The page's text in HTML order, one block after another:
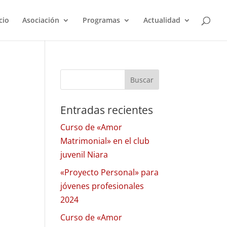
Asociación Programas Actualidad
Entradas recientes
Curso de «Amor
Matrimonial» en el club
juvenil Niara
«Proyecto Personal» para
jóvenes profesionales
2024
Curso de «Amor